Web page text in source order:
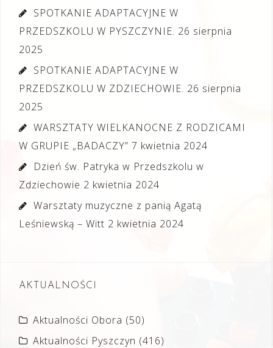
SPOTKANIE ADAPTACYJNE W
PRZEDSZKOLU W PYSZCZYNIE. 26 sierpnia
2025
SPOTKANIE ADAPTACYJNE W
PRZEDSZKOLU W ZDZIECHOWIE. 26 sierpnia
2025
WARSZTATY WIELKANOCNE Z RODZICAMI
W GRUPIE „BADACZY” 7 kwietnia 2024
Dzień św. Patryka w Przedszkolu w
Zdziechowie 2 kwietnia 2024
Warsztaty muzyczne z panią Agatą
Leśniewską – Witt 2 kwietnia 2024
AKTUALNOŚCI
Aktualności Obora (50)
Aktualności Pyszczyn (416)